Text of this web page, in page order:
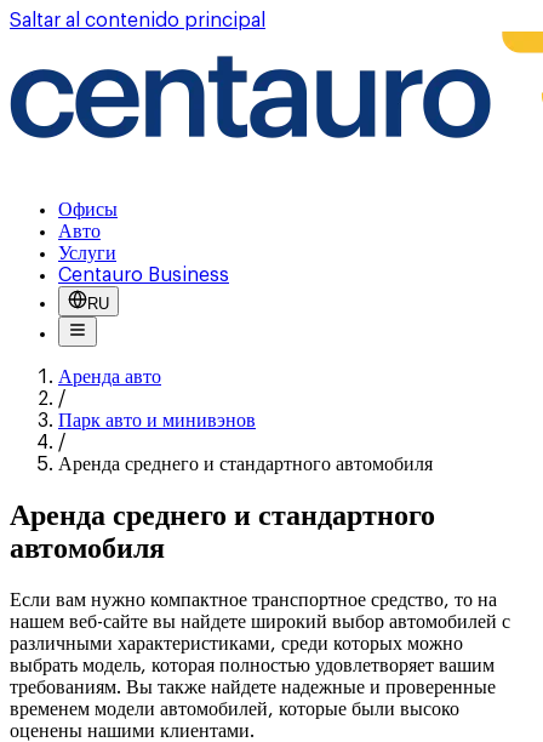
Saltar al contenido principal
Офисы
Авто
Услуги
Centauro Business
RU
Аренда авто
/
Парк авто и минивэнов
/
Аренда среднего и стандартного автомобиля
Аренда среднего и стандартного
автомобиля
Если вам нужно компактное транспортное средство, то на
нашем веб-сайте вы найдете широкий выбор автомобилей с
различными характеристиками, среди которых можно
выбрать модель, которая полностью удовлетворяет вашим
требованиям. Вы также найдете надежные и проверенные
временем модели автомобилей, которые были высоко
оценены нашими клиентами.